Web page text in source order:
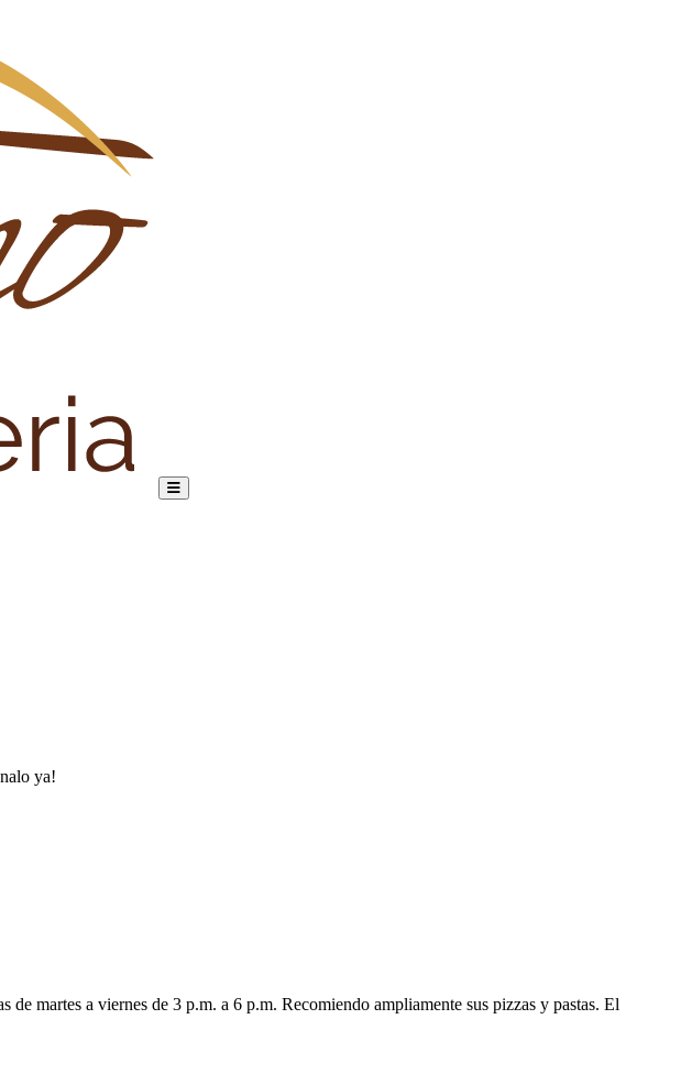
ya!
martes a viernes de 3 p.m. a 6 p.m. Recomiendo ampliamente sus pizzas y pastas. El